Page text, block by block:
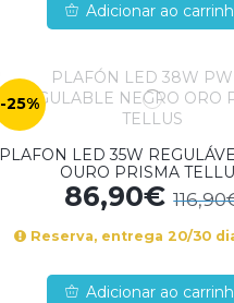
Adicionar ao
-25%
PLAFON LED 35W
OURO PRISMA
86,90€
Reserva, entrega 20/30
Adicionar ao